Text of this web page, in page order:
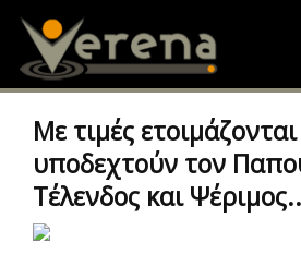
content
Με τιμές
υποδεχτούν τον
Τέλενδος και